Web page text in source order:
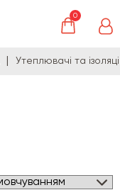
0
Утеплювачі та